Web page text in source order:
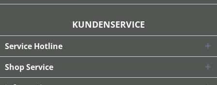
KUNDENSERVICE
Service Hotline
Shop Service